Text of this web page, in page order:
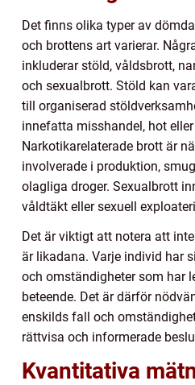
Det finns olika typer av
och brottens art varierar.
inkluderar stöld, våldsbrott,
och sexualbrott. Stöld kan
till organiserad
innefatta misshandel, hot
Narkotikarelaterade brott är
involverade i produktion,
olagliga droger. Sexualbrott
våldtäkt eller sexuell
Det är viktigt att notera att
är likadana. Varje individ har
och omständigheter som har
beteende. Det är därför
enskilds fall och
rättvisa och informerade
Kvantitativa